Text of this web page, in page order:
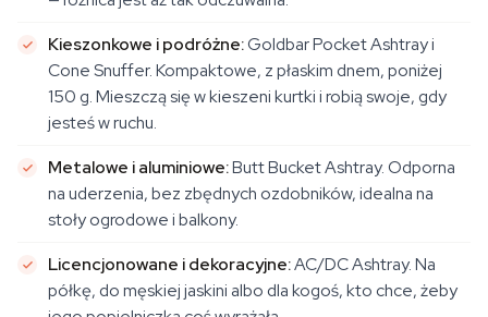
Kieszonkowe i podróżne:Goldbar Pocket Ashtray i
Cone Snuffer. Kompaktowe, z płaskim dnem, poniżej
150 g. Mieszczą się w kieszeni kurtki i robią swoje, gdy
jesteś w ruchu.
Metalowe i aluminiowe:Butt Bucket Ashtray. Odporna
na uderzenia, bez zbędnych ozdobników, idealna na
stoły ogrodowe i balkony.
Licencjonowane i dekoracyjne:AC/DC Ashtray. Na
półkę, do męskiej jaskini albo dla kogoś, kto chce, żeby